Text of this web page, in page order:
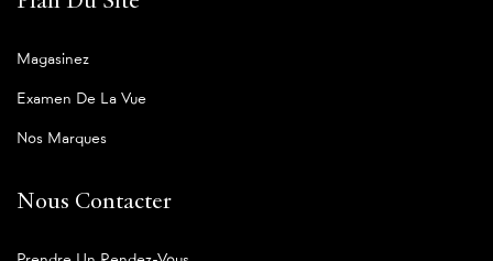
Magasinez
Examen De La Vue
Nos Marques
Nous Contacter